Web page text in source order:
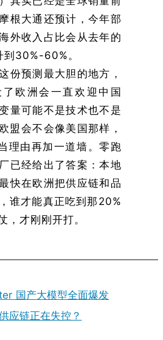
根大通还预计，今年部
外收入占比会从去年的
30%-60%。
份预测最大胆的地方，
欧洲会一直欢迎中国
量可能不是技术也不是
会不会像美国那样，
理由再加一道墙。零跑
已经给出了答案：本地
快在欧洲把供应链和品
谁才能真正吃到那20%
，才刚刚开打。
国产大模型全面爆发
应链正在失控？